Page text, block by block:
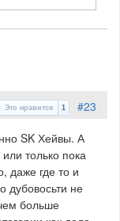
#23
Это нравится 1
SK Хейвы. А
только пока
даже где то и
дубовосьти не
больше